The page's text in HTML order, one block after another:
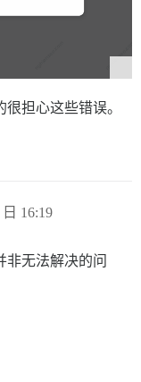
担心这些错误。
16:19
非无法解决的问